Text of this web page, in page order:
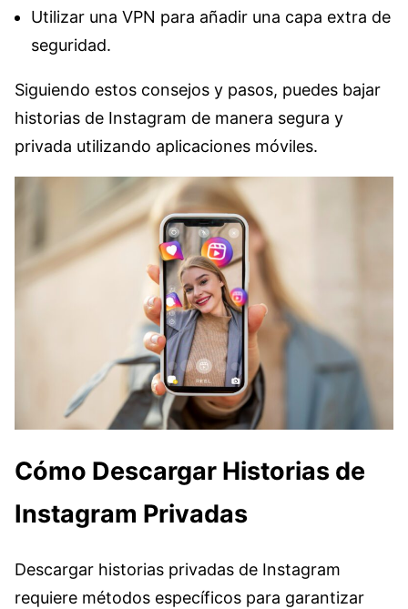
Utilizar una VPN para añadir una capa extra de
seguridad.
Siguiendo estos consejos y pasos, puedes bajar
historias de Instagram de manera segura y
privada utilizando aplicaciones móviles.
Cómo Descargar Historias de
Instagram Privadas
Descargar historias privadas de Instagram
requiere métodos específicos para garantizar